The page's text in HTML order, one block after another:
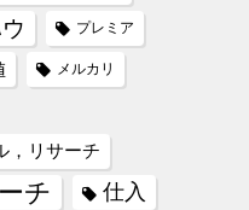
プレミア
メルカリ
，リサーチ
チ 仕入